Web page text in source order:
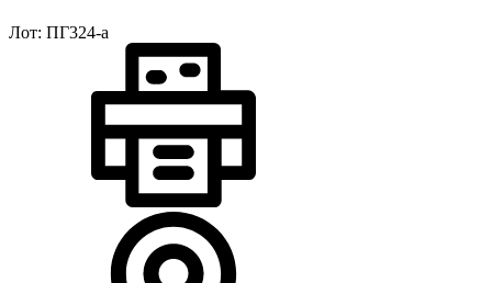
Лот: ПГ324-a